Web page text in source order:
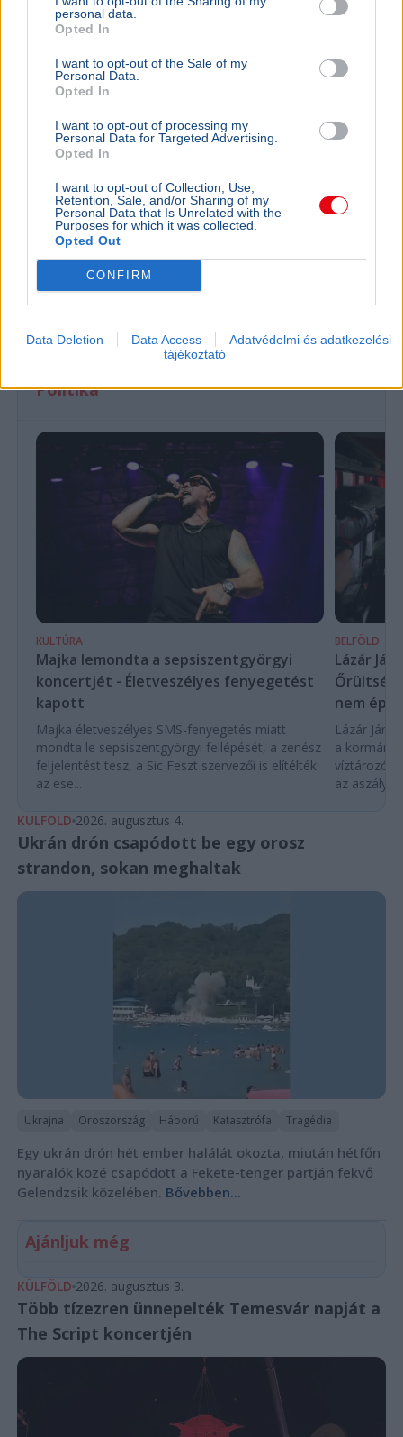
personal data.
Opted In
I want to opt-out of the Sale of my
Personal Data.
Opted In
I want to opt-out of processing my
Personal Data for Targeted Advertising.
Opted In
I want to opt-out of Collection, Use,
Retention, Sale, and/or Sharing of my
Personal Data that Is Unrelated with the
Purposes for which it was collected.
Opted Out
CONFIRM
Data Deletion Data Access
Adatvédelmi és adatkezelési
tájékoztató
Ukrajna NATO Oroszország Katonaság Nagy-Britannia
Valerij Zaluzsnij, Ukrajna londoni nagykövete szerint az
ország soha nem fog csatlakozni a NATO-hoz, helyette
más katonai szövetségeket javasol.
Politika
KULTÚRA
Majka lemondta a sepsiszentgyörgyi
koncertjét - Életveszélyes fenyegetést
kapott
Majka életveszélyes SMS-fenyegetés miatt
mondta le sepsiszentgyörgyi fellépését, a zenész
feljelentést tesz, a Sic Feszt szervezői is elítélték
az ese...
BELFÖLD
Lázár
Őrültség
nem
Lázár
a kormány
az
KÜLFÖLD 2026. augusztus 4.
Ukrán drón csapódott be egy orosz
strandon, sokan meghaltak
Ukrajna Oroszország Háború Katasztrófa Tragédia
Egy ukrán drón hét ember halálát okozta, miután hétfőn
nyaralók közé csapódott a Fekete-tenger partján fekvő
Gelendzsik közelében. Bővebben...
Ajánljuk még
KÜLFÖLD 2026. augusztus 3.
Több tízezren ünnepelték Temesvár napját a
The Script koncertjén